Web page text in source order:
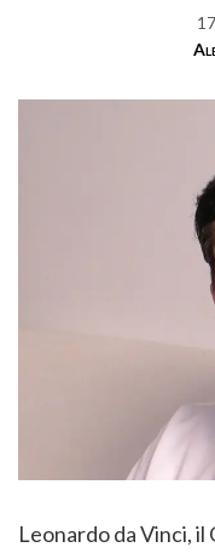
Leonardo da Vinci, il